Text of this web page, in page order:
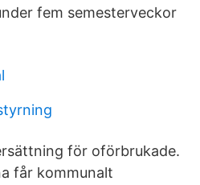
fem semesterveckor
för oförbrukade.
får kommunalt